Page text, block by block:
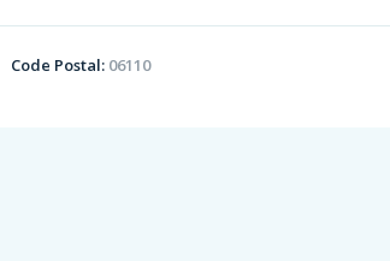
Code Postal:06110